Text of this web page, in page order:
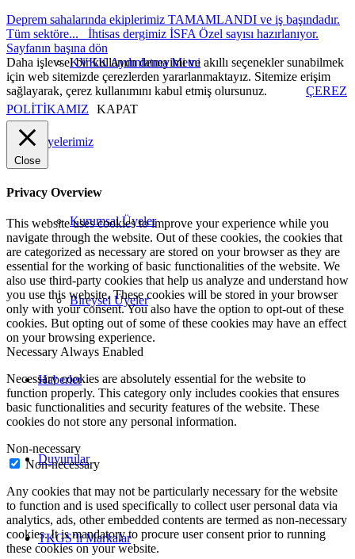
KVKK Aydınlatma Metni
Üyelerimiz
Kurumsal Üyeler
Bireysel Üyeler
Haberler
Duyurular
TKGS’li Markalar
Deprem sahalarında ekiplerimiz TAMAMLANDI ve iş başındadır.
Tüm sektöre...
İhtisas dergimiz İSFA Özel sayısı hazırlanıyor.
Sayfanın başına dön
Daha işlevsel bir kullanım deneyimi ve akıllı seçenekler sunabilmek
için web sitemizde çerezlerden yararlanmaktayız. Sitemize erişim
sağlayarak, çerez kullanımını kabul etmiş olursunuz.
ÇEREZ
POLİTİKAMIZ
KAPAT
Close
Privacy Overview
This website uses cookies to improve your experience while you
navigate through the website. Out of these cookies, the cookies that
are categorized as necessary are stored on your browser as they are
essential for the working of basic functionalities of the website. We
also use third-party cookies that help us analyze and understand how
you use this website. These cookies will be stored in your browser
only with your consent. You also have the option to opt-out of these
cookies. But opting out of some of these cookies may have an effect
on your browsing experience.
Necessary Always Enabled
Necessary cookies are absolutely essential for the website to
function properly. This category only includes cookies that ensures
basic functionalities and security features of the website. These
cookies do not store any personal information.
Non-necessary
Non-necessary
Any cookies that may not be particularly necessary for the website
to function and is used specifically to collect user personal data via
analytics, ads, other embedded contents are termed as non-necessary
cookies. It is mandatory to procure user consent prior to running
these cookies on your website.